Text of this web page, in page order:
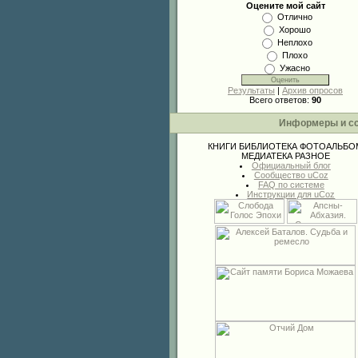
Оцените мой сайт
Отлично
Хорошо
Неплохо
Плохо
Ужасно
Результаты | Архив опросов
Всего ответов: 90
Информеры и
КНИГИ БИБЛИОТЕКА
МЕДИАТЕКА РАЗНОЕ
Официальный блог
Сообщество uCoz
FAQ по системе
Инструкции для uCoz